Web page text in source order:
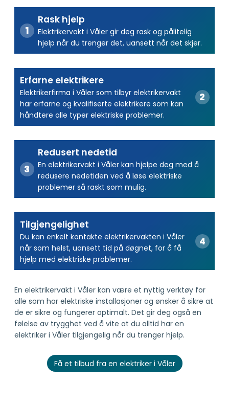
Rask hjelp
Elektrikervakt i Våler gir deg rask og pålitelig
hjelp når du trenger det, uansett når det skjer.
Erfarne elektrikere
Elektrikerfirma i Våler som tilbyr elektrikervakt
har erfarne og kvalifiserte elektrikere som kan
håndtere alle typer elektriske problemer.
Redusert nedetid
En elektrikervakt i Våler kan hjelpe deg med å
redusere nedetiden ved å løse elektriske
problemer så raskt som mulig.
Tilgjengelighet
Du kan enkelt kontakte elektrikervakten i Våler
når som helst, uansett tid på døgnet, for å få
hjelp med elektriske problemer.
En elektrikervakt i Våler kan være et nyttig verktøy for
alle som har elektriske installasjoner og ønsker å sikre at
de er sikre og fungerer optimalt. Det gir deg også en
følelse av trygghet ved å vite at du alltid har en
elektriker i Våler tilgjengelig når du trenger hjelp.
Få et tilbud fra en elektriker i Våler